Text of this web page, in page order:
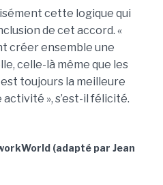
cette logique qui
de cet accord. «
créer ensemble une
celle-là même que les
toujours la meilleure
», s’est-il félicité.
(adapté par Jean